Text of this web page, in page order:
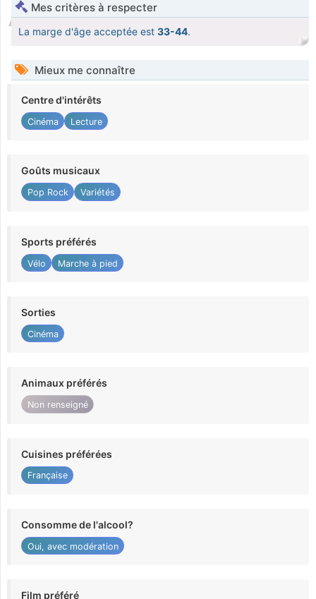
Mes critères à respecter
La marge d'âge acceptée est 33-44.
Mieux me connaître
Centre d'intérêts
Cinéma Lecture
Goûts musicaux
Pop Rock Variétés
Sports préférés
Vélo Marche à pied
Sorties
Cinéma
Animaux préférés
Non renseigné
Cuisines préférées
Française
Consomme de l'alcool?
Oui, avec modération
Film préféré